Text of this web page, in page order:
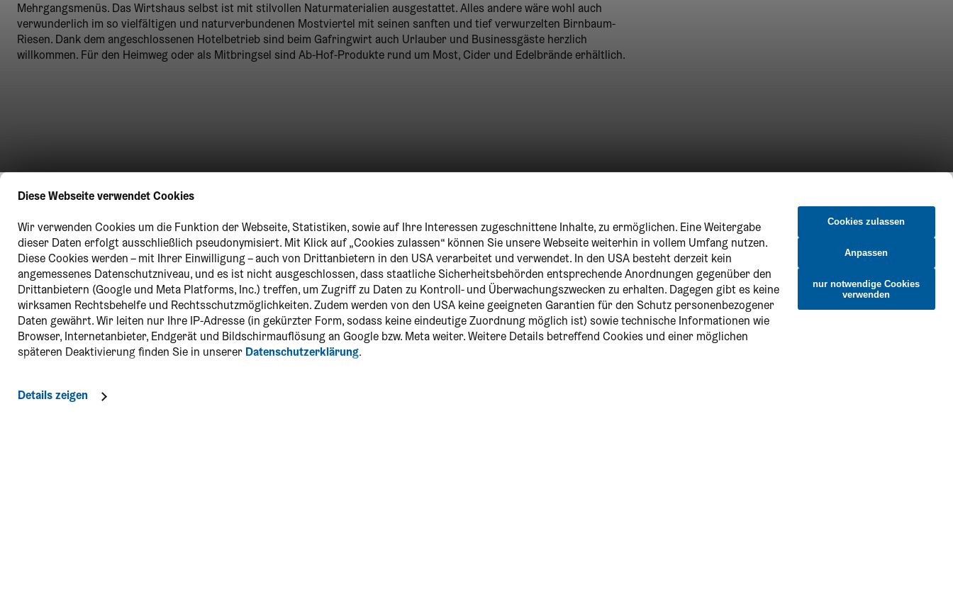
Diese Webseite verwendet Cookies
Wir verwenden Cookies um die Funktion der Webseite, Statistiken, sowie auf Ihre Interessen zugeschnittene Inhalte, zu ermöglichen. Eine Weitergabe
dieser Daten erfolgt ausschließlich pseudonymisiert. Mit Klick auf „Cookies zulassen“ können Sie unsere Webseite weiterhin in vollem Umfang nutzen.
Diese Cookies werden – mit Ihrer Einwilligung – auch von Drittanbietern in den USA verarbeitet und verwendet. In den USA besteht derzeit kein
angemessenes Datenschutzniveau, und es ist nicht ausgeschlossen, dass staatliche Sicherheitsbehörden entsprechende Anordnungen gegenüber den
Drittanbietern (Google und Meta Platforms, Inc.) treffen, um Zugriff zu Daten zu Kontroll- und Überwachungszwecken zu erhalten. Dagegen gibt es keine
wirksamen Rechtsbehelfe und Rechtsschutzmöglichkeiten. Zudem werden von den USA keine geeigneten Garantien für den Schutz personenbezogener
Daten gewährt. Wir leiten nur Ihre IP-Adresse (in gekürzter Form, sodass keine eindeutige Zuordnung möglich ist) sowie technische Informationen wie
Browser, Internetanbieter, Endgerät und Bildschirmauflösung an Google bzw. Meta weiter. Weitere Details betreffend Cookies und einer möglichen
späteren Deaktivierung finden Sie in unserer Datenschutzerklärung.
Details zeigen
Cookies zulassen
Anpassen
nur notwendige Cookies
verwenden
Mehrgangsmenüs. Das Wirtshaus selbst ist mit stilvollen Naturmaterialien ausgestattet. Alles andere wäre wohl auch
verwunderlich im so vielfältigen und naturverbundenen Mostviertel mit seinen sanften und tief verwurzelten Birnbaum-
Riesen. Dank dem angeschlossenen Hotelbetrieb sind beim Gafringwirt auch Urlauber und Businessgäste herzlich
willkommen. Für den Heimweg oder als Mitbringsel sind Ab-Hof-Produkte rund um Most, Cider und Edelbrände erhältlich.